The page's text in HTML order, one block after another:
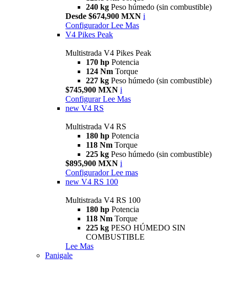
240 kg Peso húmedo (sin combustible)
Desde $674,900 MXN i
Configurador Lee Mas
V4 Pikes Peak
Multistrada V4 Pikes Peak
170 hp Potencia
124 Nm Torque
227 kg Peso húmedo (sin combustible)
$745,900 MXN i
Configurar Lee Mas
new V4 RS
Multistrada V4 RS
180 hp Potencia
118 Nm Torque
225 kg Peso húmedo (sin combustible)
$895,900 MXN i
Configurador Lee mas
new V4 RS 100
Multistrada V4 RS 100
180 hp Potencia
118 Nm Torque
225 kg PESO HÚMEDO SIN
COMBUSTIBLE
Lee Mas
Panigale